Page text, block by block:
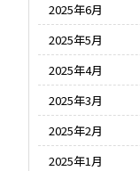
2025年6月
2025年5月
2025年4月
2025年3月
2025年2月
2025年1月